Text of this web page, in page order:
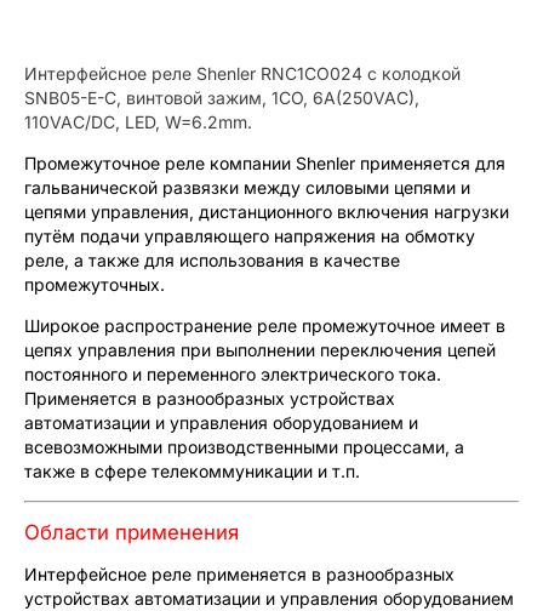
Интерфейсное реле Shenler RNC1CO024 с колодкой
SNB05-E-C, винтовой зажим, 1CO, 6A(250VAC),
110VAC/DC, LED, W=6.2mm.
Промежуточное реле компании Shenler применяется для
гальванической развязки между силовыми цепями и
цепями управления, дистанционного включения нагрузки
путём подачи управляющего напряжения на обмотку
реле, а также для использования в качестве
промежуточных.
Широкое распространение реле промежуточное имеет в
цепях управления при выполнении переключения цепей
постоянного и переменного электрического тока.
Применяется в разнообразных устройствах
автоматизации и управления оборудованием и
всевозможными производственными процессами, а
также в сфере телекоммуникации и т.п.
Области применения
Интерфейсное реле применяется в разнообразных
устройствах автоматизации и управления оборудованием